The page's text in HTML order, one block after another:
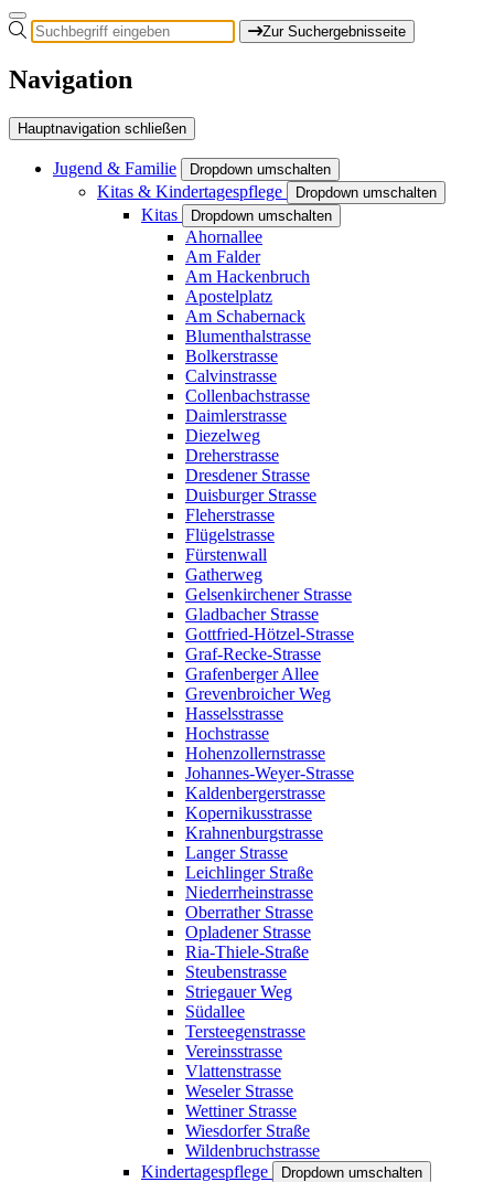
Zur Suchergebnisseite
Navigation
Hauptnavigation schließen
Jugend & Familie Dropdown umschalten
Kitas & Kindertagespflege Dropdown umschalten
Kitas Dropdown umschalten
Ahornallee
Am Falder
Am Hackenbruch
Apostelplatz
Am Schabernack
Blumenthalstrasse
Bolkerstrasse
Calvinstrasse
Collenbachstrasse
Daimlerstrasse
Diezelweg
Dreherstrasse
Dresdener Strasse
Duisburger Strasse
Fleherstrasse
Flügelstrasse
Fürstenwall
Gatherweg
Gelsenkirchener Strasse
Gladbacher Strasse
Gottfried-Hötzel-Strasse
Graf-Recke-Strasse
Grafenberger Allee
Grevenbroicher Weg
Hasselsstrasse
Hochstrasse
Hohenzollernstrasse
Johannes-Weyer-Strasse
Kaldenbergerstrasse
Kopernikusstrasse
Krahnenburgstrasse
Langer Strasse
Leichlinger Straße
Niederrheinstrasse
Oberrather Strasse
Opladener Strasse
Ria-Thiele-Straße
Steubenstrasse
Striegauer Weg
Südallee
Tersteegenstrasse
Vereinsstrasse
Vlattenstrasse
Weseler Strasse
Wettiner Strasse
Wiesdorfer Straße
Wildenbruchstrasse
Kindertagespflege
Dropdown umschalten